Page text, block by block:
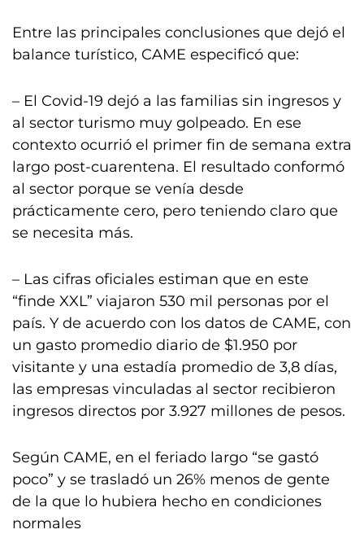
Entre las principales conclusiones que dejó el
balance turístico, CAME especificó que:
– El Covid-19 dejó a las familias sin ingresos y
al sector turismo muy golpeado. En ese
contexto ocurrió el primer fin de semana extra
largo post-cuarentena. El resultado conformó
al sector porque se venía desde
prácticamente cero, pero teniendo claro que
se necesita más.
– Las cifras oficiales estiman que en este
“finde XXL” viajaron 530 mil personas por el
país. Y de acuerdo con los datos de CAME, con
un gasto promedio diario de $1.950 por
visitante y una estadía promedio de 3,8 días,
las empresas vinculadas al sector recibieron
ingresos directos por 3.927 millones de pesos.
Según CAME, en el feriado largo “se gastó
poco” y se trasladó un 26% menos de gente
de la que lo hubiera hecho en condiciones
normales